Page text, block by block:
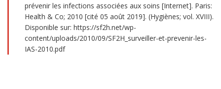
prévenir les infections associées aux soins [Internet]. Paris:
Health & Co; 2010 [cité 05 août 2019]. (Hygiènes; vol. XVIII).
Disponible sur: https://sf2h.net/wp-
content/uploads/2010/09/SF2H_surveiller-et-prevenir-les-
IAS-2010.pdf